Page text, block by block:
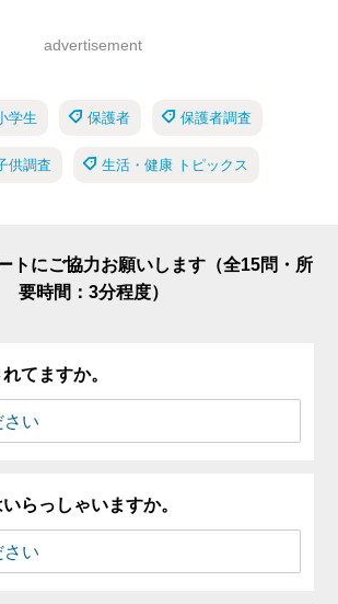
advertisement
学生 保護者 保護者調査
供調査 生活・健康 トピックス
トにご協力お願いします（全15問・所
要時間：3分程度）
てますか。
らっしゃいますか。